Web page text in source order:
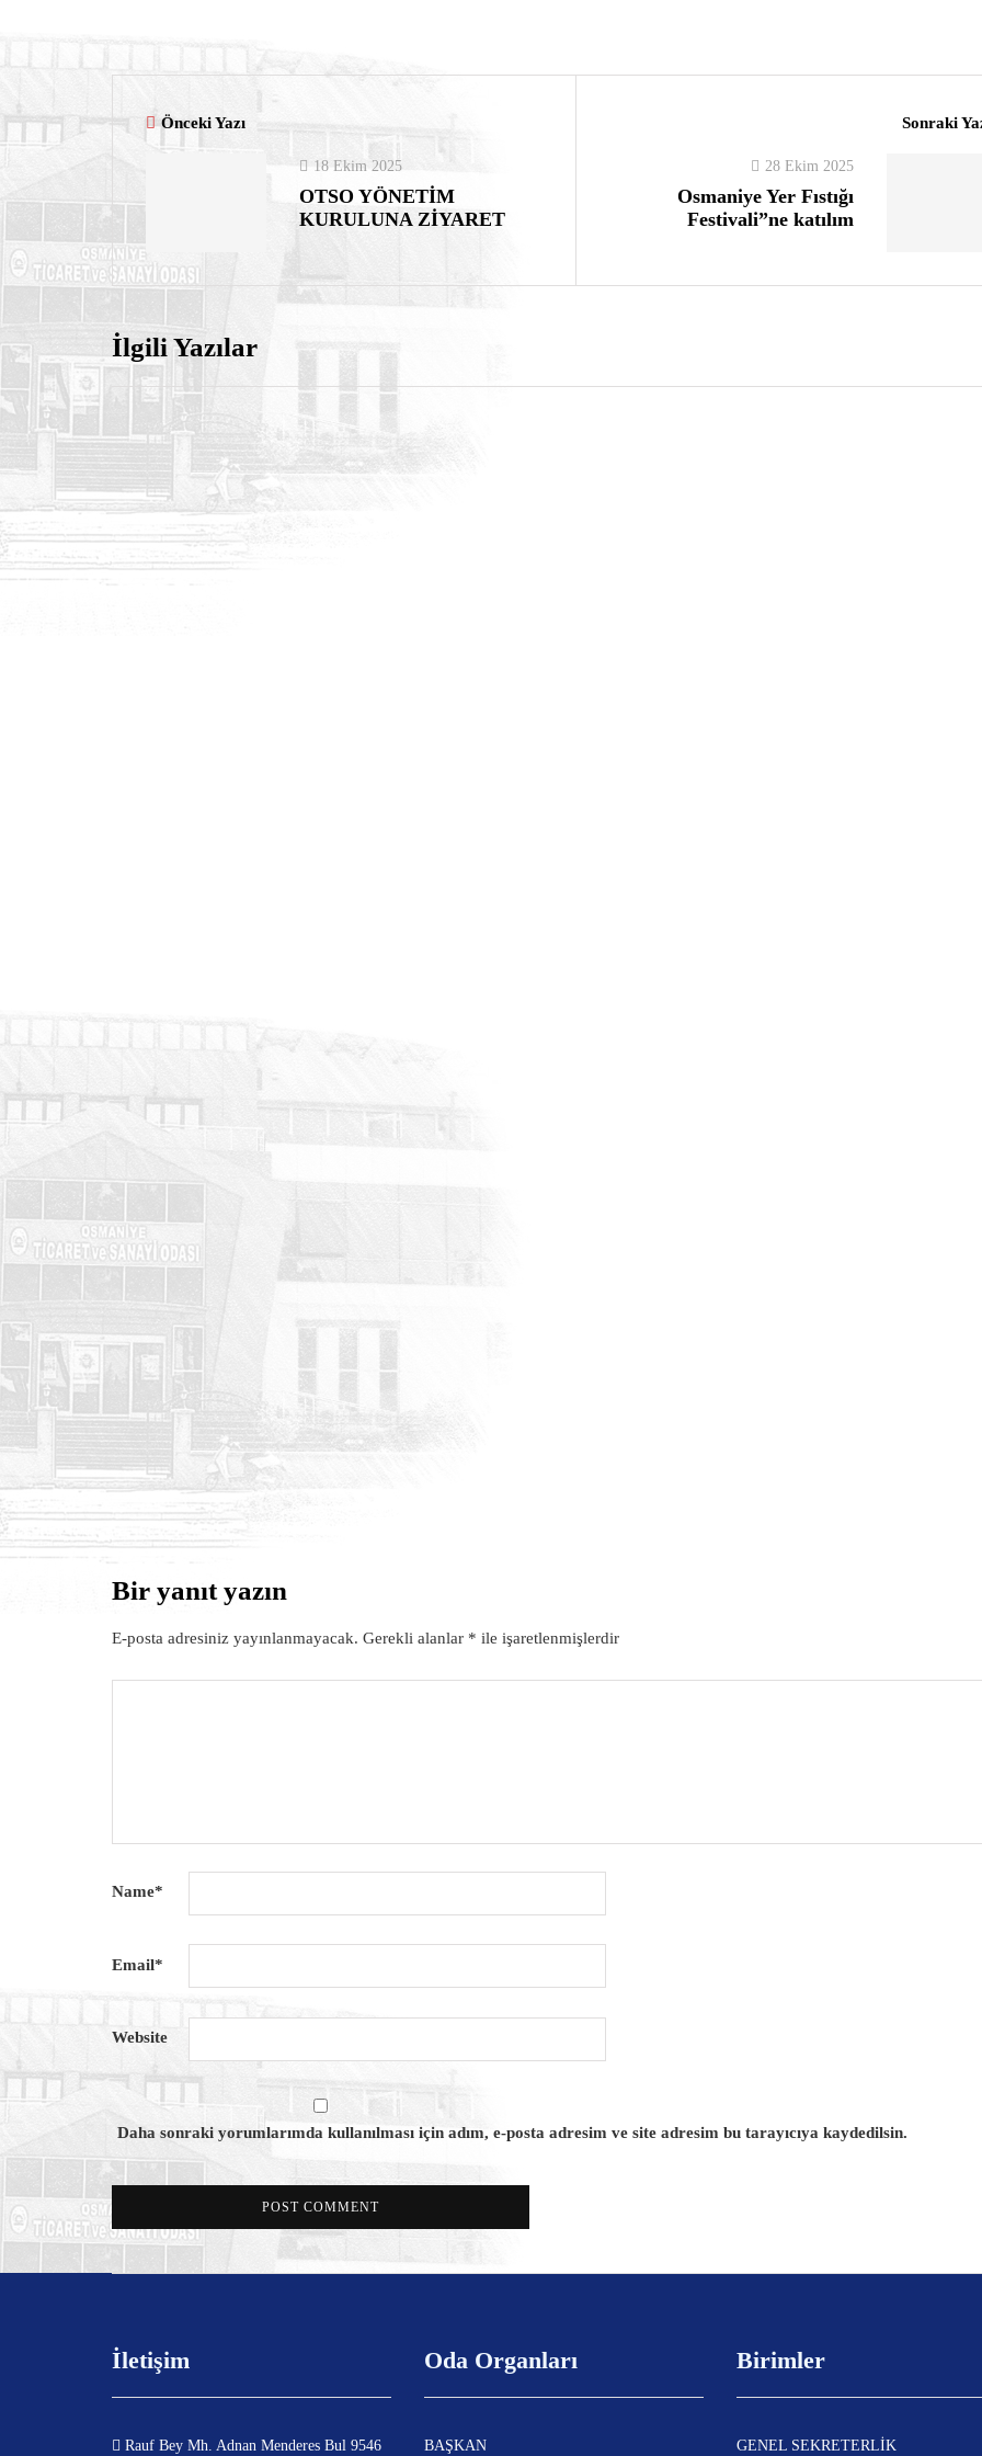
Önceki Yazı
18 Ekim 2025
OTSO YÖNETİM
KURULUNA ZİYARET
Sonraki
28 Ekim 2025
Osmaniye Yer Fıstığı
Festivali”ne katılım
İlgili Yazılar
HABERLER
Bir yanıt yazın
E-posta adresiniz yayınlanmayacak. Gerekli alanlar * ile işaretlenmişlerdir
Name*
Email*
Website
Daha sonraki yorumlarımda kullanılması için adım, e-posta adresim ve site adresim bu tarayıcıya kaydedilsin.
İletişim
Rauf Bey Mh. Adnan Menderes Bul 9546
Oda Organları
BAŞKAN
Birimler
GENEL SEKRETERLİK